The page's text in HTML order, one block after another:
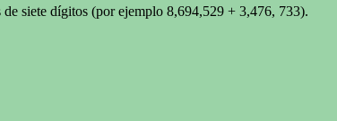
siete dígitos (por ejemplo 8,694,529 + 3,476, 733).